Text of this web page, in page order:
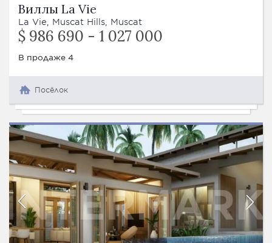
Виллы La Vie
La Vie, Muscat Hills, Muscat
$ 986 690 - 1 027 000
В продаже 4
Посёлок